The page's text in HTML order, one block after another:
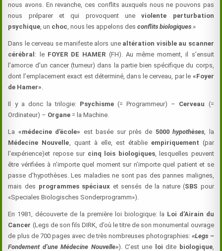
nous avons. En revanche, ces conflits auxquels nous ne pouvons pas
nous préparer et qui provoquent uneviolente perturbation
psychique , un choc , nous les appelons desconflits biologiques .»
Dans le cerveau se manifeste alors une altération visible au scanner
cérébral : le FOYER DE HAMER (FH). Au même moment, il s’ensuit
l’amorce d’un cancer (tumeur) dans la partie bien spécifique du corps,
dont l’emplacement exact est déterminé, dans le cerveau, par le «Foyer
de Hamer»
Il y a donc la trilogie: Psychisme (= Programmeur) – Cerveau (=
Ordinateur) – Organe = la Machine.
La «médecine d’école» est basée sur près de 5000hypothèses , la
Médecine Nouvelle , quant à elle, est établie empiriquement (par
l’expérience)et repose sur cinq lois biologiques, lesquelles peuvent
être vérifiées à n’importe quel moment sur n’importe quel patient et se
passe d’hypothèses. Les maladies ne sont pas des pannes malignes,
mais des programmes spéciaux et sensés de la nature (SBS pour
«Speciales Biologisches Sonderprogramm»).
En 1981, découverte de la première loi biologique: la Loi d’Airain du
Cancer (Legs de son fils DIRK, d’où le titre de son monumental ouvrage
de plus de 700 pages avec de très nombreuses photographies:«Legs –
Fondement d’une Médecine Nouvelle»). C’est une loi dite biologique,